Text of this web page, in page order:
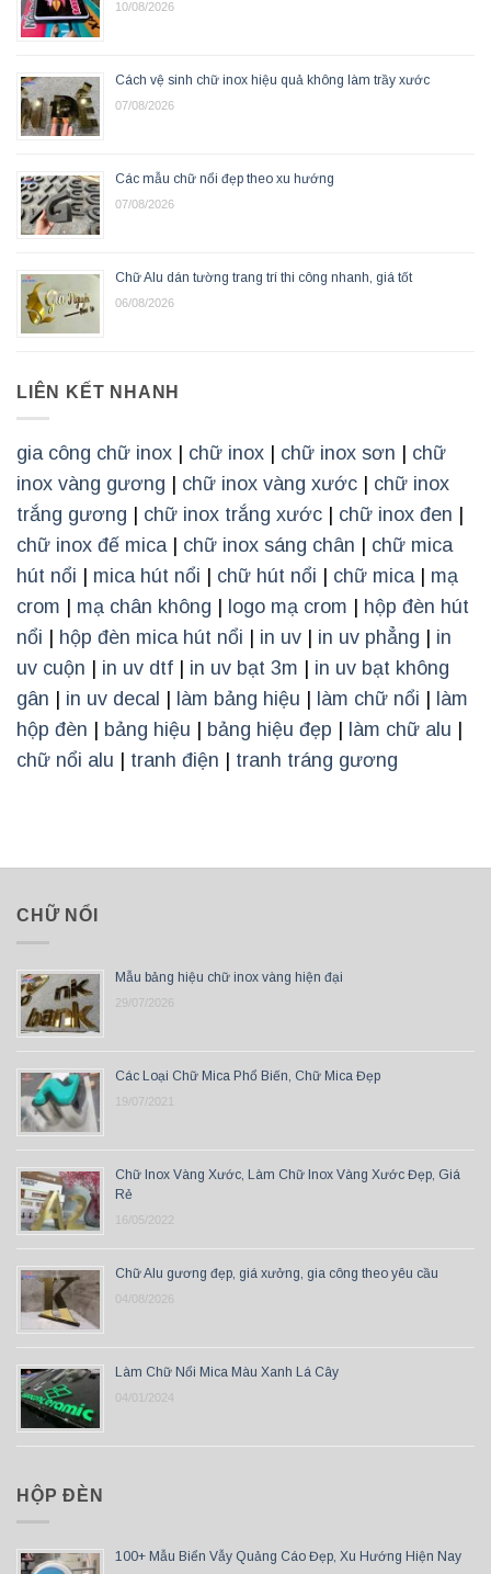
10/08/2026
Cách vệ sinh chữ inox hiệu quả không làm trầy xước
07/08/2026
Các mẫu chữ nổi đẹp theo xu hướng
07/08/2026
Chữ Alu dán tường trang trí thi công nhanh, giá tốt
06/08/2026
LIÊN KẾT NHANH
gia công chữ inox chữ inox chữ inox sơn
chữ
inox vàng gương
chữ inox vàng xước
chữ inox
trắng gương
chữ inox trắng xước chữ inox đen
chữ inox đế mica| chữ inox sáng chân
chữ mica
hút nổi
mica hút nổi chữ hút nổi chữ mica| mạ
crom
mạ chân không logo mạ crom
hộp đèn hút
nổi
hộp đèn mica hút nổi in uv in uv phẳng
in
uv cuộn
in uv dtf in uv bạt 3m
in uv bạt không
gân
in uv decal làm bảng hiệu làm chữ nổi
làm
hộp đèn
bảng hiệu bảng hiệu đẹp làm chữ alu
chữ nổi alu
tranh điện tranh tráng gương
CHỮ NỔI
Mẫu bảng hiệu chữ inox vàng hiện đại
29/07/2026
Các Loại Chữ Mica Phổ Biến, Chữ Mica Đẹp
19/07/2021
Chữ Inox Vàng Xước, Làm Chữ Inox Vàng Xước Đẹp, Giá
Rẻ
16/05/2022
Chữ Alu gương đẹp, giá xưởng, gia công theo yêu cầu
04/08/2026
Làm Chữ Nổi Mica Màu Xanh Lá Cây
04/01/2024
HỘP ĐÈN
100+ Mẫu Biển Vẫy Quảng Cáo Đẹp, Xu Hướng Hiện Nay